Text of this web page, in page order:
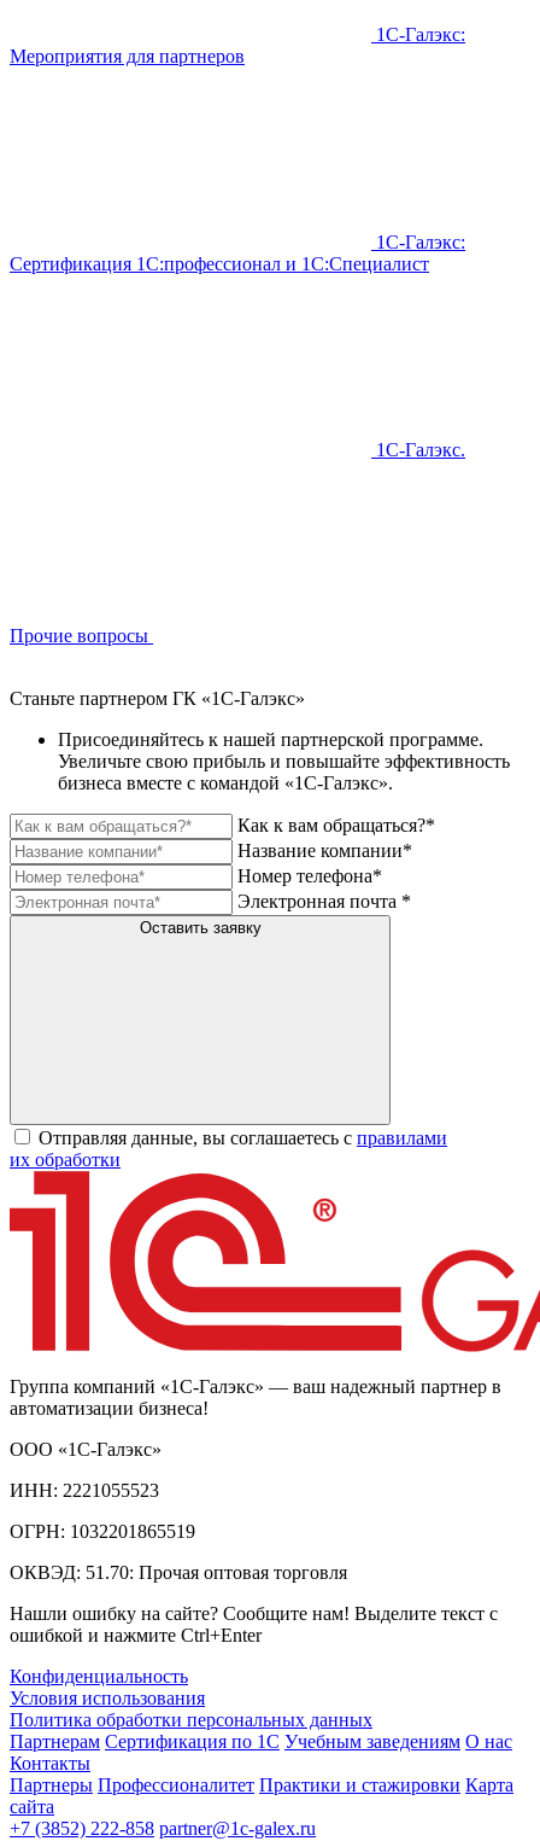
1С-Галэкс:
Мероприятия для партнеров
1С-Галэкс:
Сертификация 1С:профессионал и 1С:Специалист
1С-Галэкс.
Прочие вопросы
Станьте партнером ГК «1С-Галэкс»
Присоединяйтесь к нашей партнерской программе.
Увеличьте свою прибыль и повышайте эффективность
бизнеса вместе с командой «1С-Галэкс».
Как к вам обращаться?*
Название компании*
Номер телефона*
Электронная почта *
Оставить заявку
Отправляя данные, вы соглашаетесь с правилами
их обработки
Группа компаний «1С-Галэкс» — ваш надежный партнер в
автоматизации бизнеса!
ООО «1С-Галэкс»
ИНН: 2221055523
ОГРН: 1032201865519
ОКВЭД: 51.70: Прочая оптовая торговля
Нашли ошибку на сайте? Сообщите нам! Выделите текст с
ошибкой и нажмите Ctrl+Enter
Конфиденциальность
Условия использования
Политика обработки персональных данных
Партнерам Сертификация по 1С Учебным заведениям О нас
Контакты
Партнеры Профессионалитет Практики и стажировки Карта
сайта
+7 (3852) 222-858 partner@1c-galex.ru